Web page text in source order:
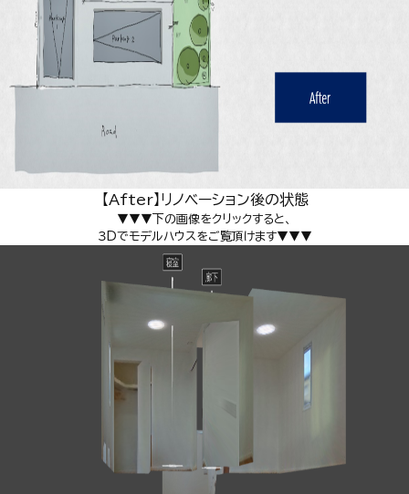
【After】リノベーション後の状態
▼▼▼下の画像をクリックすると、
３Dでモデルハウスをご覧頂けます▼▼▼